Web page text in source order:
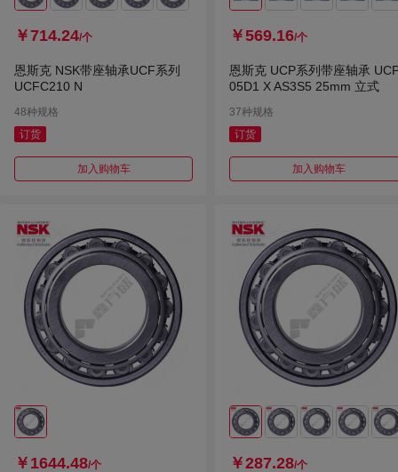
￥714.24/个
恩斯克 NSK带座轴承UCF系列
UCFC210 N
48种规格
订货
加入购物车
￥569.16/个
恩斯克 UCP系列带座轴承
05D1 X AS3S5 25mm 立式
37种规格
订货
加入购物车
￥1644.48/个 ￥287.28/个